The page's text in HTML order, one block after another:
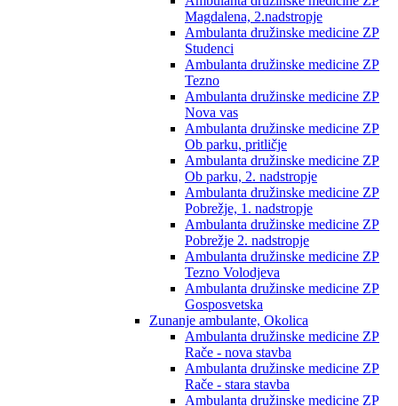
Magdalena, 2.nadstropje
Ambulanta družinske medicine ZP
Studenci
Ambulanta družinske medicine ZP
Tezno
Ambulanta družinske medicine ZP
Nova vas
Ambulanta družinske medicine ZP
Ob parku, pritličje
Ambulanta družinske medicine ZP
Ob parku, 2. nadstropje
Ambulanta družinske medicine ZP
Pobrežje, 1. nadstropje
Ambulanta družinske medicine ZP
Pobrežje 2. nadstropje
Ambulanta družinske medicine ZP
Tezno Volodjeva
Ambulanta družinske medicine ZP
Gosposvetska
Zunanje ambulante, Okolica
Ambulanta družinske medicine ZP
Rače - nova stavba
Ambulanta družinske medicine ZP
Rače - stara stavba
Ambulanta družinske medicine ZP